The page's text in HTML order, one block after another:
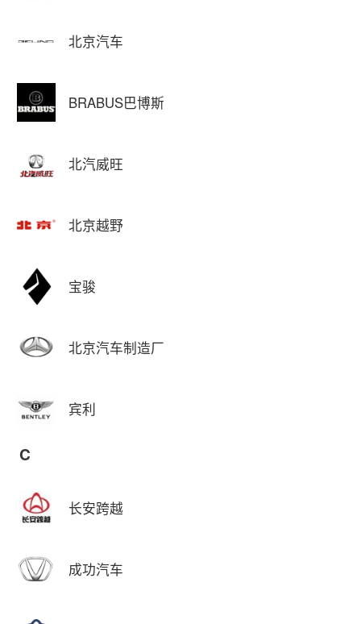
北京汽车
BRABUS巴博斯
北汽威旺
北京越野
宝骏
北京汽车制造厂
宾利
C
长安跨越
成功汽车